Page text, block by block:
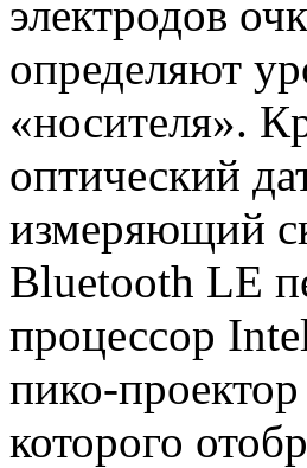
электродов
определяют
«носителя».
оптический
измеряющий
Bluetooth LE
процессор
пико-
которого